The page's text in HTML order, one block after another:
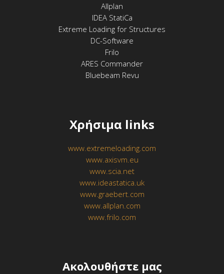
Allplan
IDEA StatiCa
Extreme Loading for Structures
DC-Software
Frilo
ARES Commander
Bluebeam Revu
Χρήσιμα links
www.extremeloading.com
www.axisvm.eu
www.scia.net
www.ideastatica.uk
www.graebert.com
www.allplan.com
www.frilo.com
Ακολουθήστε μας